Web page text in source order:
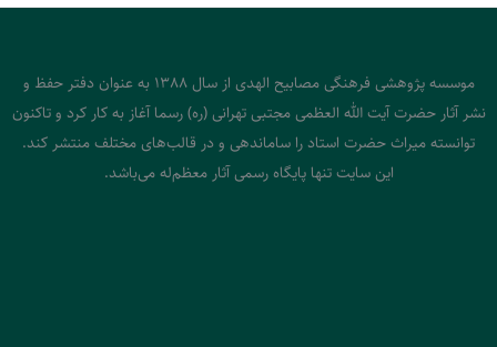
موسسه پژوهشی فرهنگی مصابیح الهدی از سال 1388 به عنوان دفتر حفظ و
نشر آثار حضرت آیت الله العظمی مجتبی تهرانی (ره) رسما آغاز به کار کرد و تاکنون
توانسته میراث حضرت استاد را ساماندهی و در قالب‌های مختلف منتشر کند.
این سایت تنها پایگاه رسمی آثار معظم‌له می‌باشد.